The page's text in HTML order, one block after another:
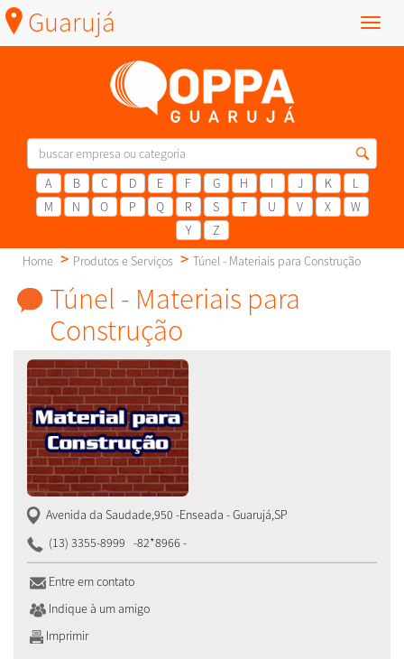
Menu
Guarujá
A B C D E F G H I J K
L
M
N O P Q R S T U V X
W
Y
Z
Home
Produtos e Serviços Túnel - Materiais para Construção
Túnel - Materiais para
Construção
Avenida da Saudade,950 -Enseada -Guarujá,SP
(13) 3355-8999 -82*8966 -
Entre em contato
Indique à um amigo
Imprimir